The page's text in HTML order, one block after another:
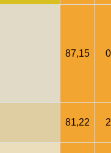
87,15
81,22